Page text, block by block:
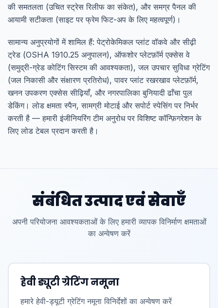
की समतलता (उचित स्ट्रेस रिलीफ का संकेत), और समग्र पैनल की
आयामी सटीकता (साइट पर फ्रेम फिट-अप के लिए महत्वपूर्ण)।
सामान्य अनुप्रयोगों में शामिल हैं: पेट्रोकेमिकल प्लांट वॉकवे और सीढ़ी
ट्रेड (OSHA 1910.25 अनुपालन), ऑफशोर प्लेटफ़ॉर्म एक्सेस वे
(समुद्री-ग्रेड कोटिंग सिस्टम की आवश्यकता), जल उपचार सुविधा ग्रेटिंग
(जल निकासी और संक्षारण प्रतिरोध), पावर प्लांट रखरखाव प्लेटफ़ॉर्म,
खनन उपकरण एक्सेस सीढ़ियाँ, और नगरपालिका बुनियादी ढाँचा पुल
डेकिंग। लोड क्षमता स्पैन, सामग्री मोटाई और सपोर्ट स्पेसिंग पर निर्भर
करती है — हमारी इंजीनियरिंग टीम अनुरोध पर विशिष्ट कॉन्फ़िगरेशन के
लिए लोड टेबल प्रदान करती है।
संबंधित उत्पाद एवं सेवाएँ
अपनी परियोजना आवश्यकताओं के लिए हमारी व्यापक विनिर्माण क्षमताओं
का अन्वेषण करें
हेवी ड्यूटी ग्रेटिंग नमूना
हमारे हेवी-ड्यूटी ग्रेटिंग नमूना विनिर्देशों का अन्वेषण करें